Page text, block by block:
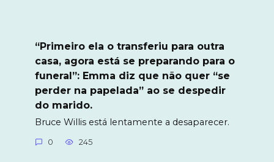
“Primeiro ela o transferiu para outra
casa, agora está se preparando para o
funeral”: Emma diz que não quer “se
perder na papelada” ao se despedir
do marido.
Bruce Willis está lentamente a desaparecer.
0 245